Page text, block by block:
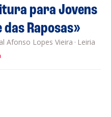
para Jovens
das Raposas»
Afonso Lopes Vieira · Leiria